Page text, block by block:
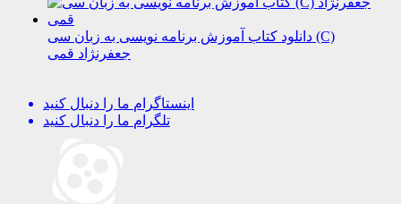
دانلود کتاب آموزش برنامه نویسی به زبان سی (C)
جعفرنژاد قمی
اینستاگرام ما را دنبال کنید
تلگرام ما را دنبال کنید